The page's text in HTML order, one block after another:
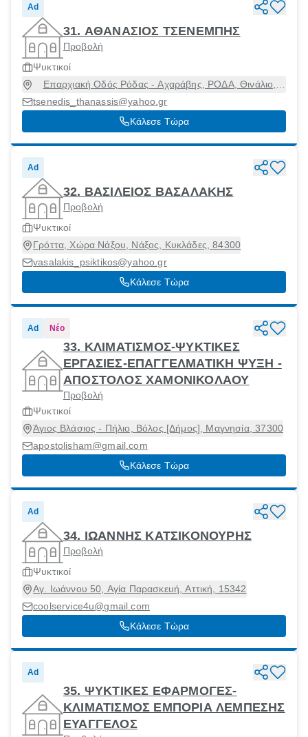
Ad
31. ΑΘΑΝΑΣΙΟΣ ΤΣΕΝΕΜΠΗΣ
Προβολή
Ψυκτικοί
Επαρχιακή Οδός Ρόδας - Αχαράβης, ΡΟΔΑ, Θινάλιο,
Κέρκυρα, 49081
tsenedis_thanassis@yahoo.gr
Κάλεσε Τώρα
Ad
32. ΒΑΣΙΛΕΙΟΣ ΒΑΣΑΛΑΚΗΣ
Προβολή
Ψυκτικοί
Γρόττα, Χώρα Νάξου, Νάξος, Κυκλάδες, 84300
vasalakis_psiktikos@yahoo.gr
Κάλεσε Τώρα
Ad Νέο
33. ΚΛΙΜΑΤΙΣΜΟΣ-ΨΥΚΤΙΚΕΣ
ΕΡΓΑΣΙΕΣ-ΕΠΑΓΓΕΛΜΑΤΙΚΗ ΨΥΞΗ -
ΑΠΟΣΤΟΛΟΣ ΧΑΜΟΝΙΚΟΛΑΟΥ
Προβολή
Ψυκτικοί
Άγιος Βλάσιος - Πήλιο, Βόλος [Δήμος], Μαγνησία, 37300
apostolisham@gmail.com
Κάλεσε Τώρα
Ad
34. ΙΩΑΝΝΗΣ ΚΑΤΣΙΚΟΝΟΥΡΗΣ
Προβολή
Ψυκτικοί
Αγ. Ιωάννου 50, Αγία Παρασκευή, Αττική, 15342
coolservice4u@gmail.com
Κάλεσε Τώρα
Ad
35. ΨΥΚΤΙΚΕΣ ΕΦΑΡΜΟΓΕΣ-
ΚΛΙΜΑΤΙΣΜΟΣ ΕΜΠΟΡΙΑ ΛΕΜΠΕΣΗΣ
ΕΥΑΓΓΕΛΟΣ